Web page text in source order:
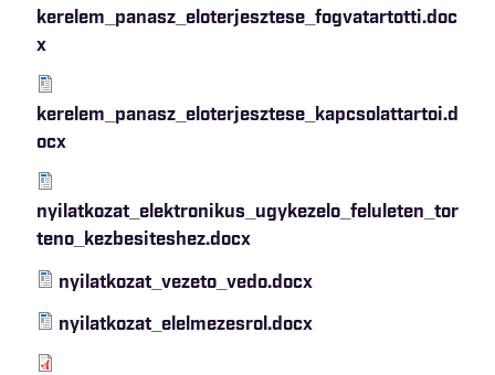
kerelem_panasz_eloterjesztese_fogvatartotti.doc
x
kerelem_panasz_eloterjesztese_kapcsolattartoi.d
ocx
nyilatkozat_elektronikus_ugykezelo_feluleten_tor
teno_kezbesiteshez.docx
nyilatkozat_vezeto_vedo.docx
nyilatkozat_elelmezesrol.docx